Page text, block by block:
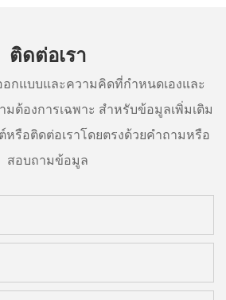
ติดต่อเรา
อกแบบและความคิดที่กำหนดเองและ
ต้องการเฉพาะ สำหรับข้อมูลเพิ่มเติม
หรือติดต่อเราโดยตรงด้วยคำถามหรือ
สอบถามข้อมูล